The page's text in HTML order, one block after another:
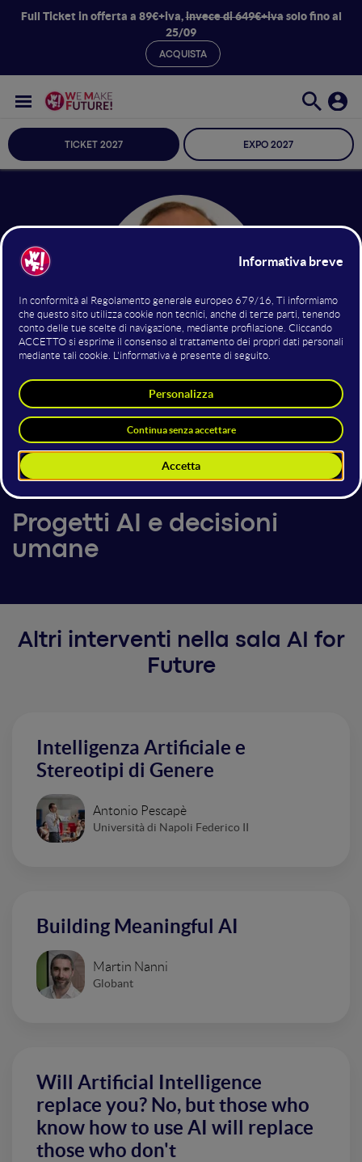
Full Ticket in offerta a 89€+iva,invece di 649€+ivasolo fino al
25/09
ACQUISTA
TICKET 2027 EXPO 2027
Director of Innovation
Lenovo
15 giugno 2024 09:20 - 09:40
AI for Future
Progetti AI e decisioni
umane
Altri interventi nella sala AI for
Future
Intelligenza Artificiale e
Stereotipi di Genere
Antonio Pescapè
Università di Napoli Federico II
Building Meaningful AI
Martin Nanni
Globant
Will Artificial Intelligence
replace you? No, but those who
know how to use AI will replace
those who don't